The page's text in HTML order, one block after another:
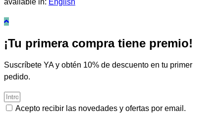
available in: English
¡Tu primera compra tiene premio!
Suscríbete YA y obtén 10% de descuento en tu primer
pedido.
Acepto recibir las novedades y ofertas por email.